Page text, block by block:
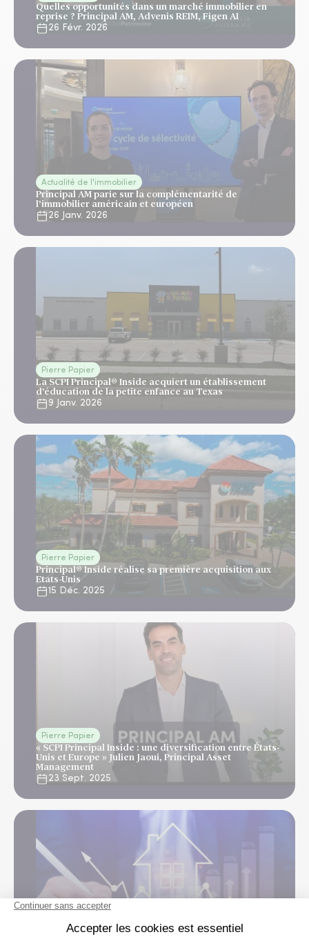
Quelles opportunités dans un marché immobilier en
reprise ? Principal AM, Advenis REIM, Figen AI
26 Févr. 2026
Actualité de l'immobilier
Principal AM parie sur la complémentarité de
l’immobilier américain et européen
26 Janv. 2026
Pierre Papier
La SCPI Principal® Inside acquiert un établissement
d’éducation de la petite enfance au Texas
9 Janv. 2026
Pierre Papier
Principal® Inside réalise sa première acquisition aux
Etats-Unis
15 Déc. 2025
Pierre Papier
« SCPI Principal Inside : une diversification entre États-
Unis et Europe » Julien Jaoui, Principal Asset
Management
23 Sept. 2025
Pierre Papier